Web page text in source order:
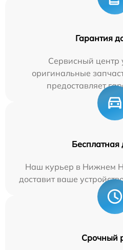
Гарантия
Сервисный центр
оригинальные
предоставляет
Бесплатная
Наш курьер в Нижнем
доставит ваше
Срочный